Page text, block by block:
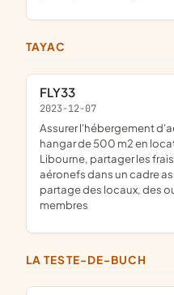
TAYAC
FLY33
2023-12-07
assurer l'hébergement d'aéronefs privés dans un
hangar de 500 m2 en
Libourne, partager les
aéronefs dans un cadre
partage des locaux, des
membres
LA TESTE-DE-BUCH